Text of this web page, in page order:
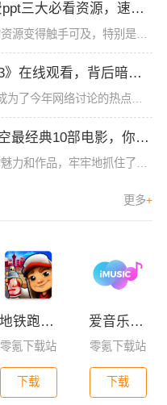
快冲！日本大片ppt免费ppt三大必看资源，速来抢！
随着互联网的飞速发展，越来越多的资源变得触手可及，特别是在影视、动画等领域，热门内容不断刷新观众的观影体验。今天，我们要分享的内容是关于“日本大片ppt免费ppt”的一些资源，且这些资源并非一般的在线
快冲！《女教师的味道3》在线观看，背后暗藏的秘密你不懂！
苍老师经典回顾！苍井空最经典10部电影，你看过哪几部？
更多+
地铁跑酷全皮肤版
零氪下载站
下载
爱音乐app下载免费版
零氪下载站
下载